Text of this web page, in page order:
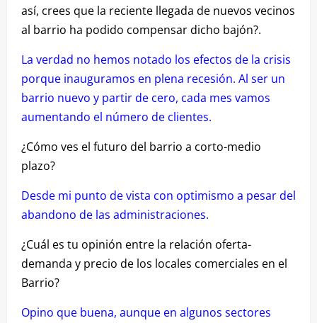
así, crees que la reciente llegada de nuevos vecinos
al barrio ha podido compensar dicho bajón?.
La verdad no hemos notado los efectos de la crisis
porque inauguramos en plena recesión. Al ser un
barrio nuevo y partir de cero, cada mes vamos
aumentando el número de clientes.
¿Cómo ves el futuro del barrio a corto-medio
plazo?
Desde mi punto de vista con optimismo a pesar del
abandono de las administraciones.
¿Cuál es tu opinión entre la relación oferta-
demanda y precio de los locales comerciales en el
Barrio?
Opino que buena, aunque en algunos sectores